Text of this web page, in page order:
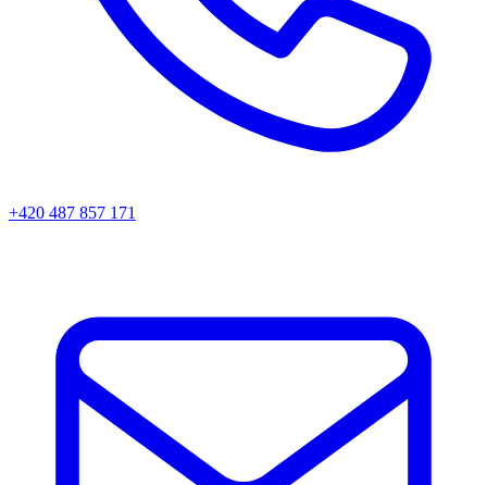
+420 487 857 171